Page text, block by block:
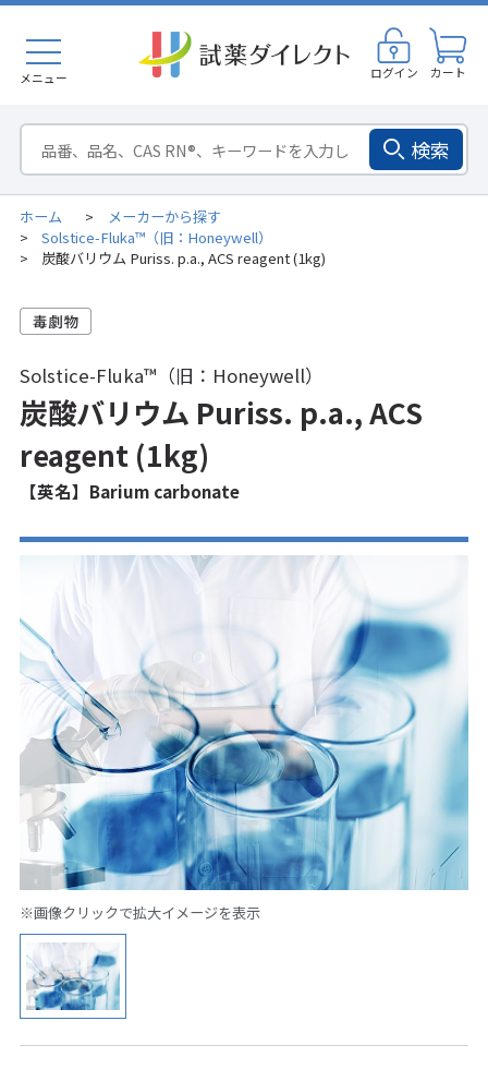
メニュー ログイン カート
検索
ホーム > メーカーから探す
> Solstice-Fluka™（旧：Honeywell）
> 炭酸バリウム Puriss. p.a., ACS reagent (1kg)
Solstice-Fluka™（旧：Honeywell）
炭酸バリウム Puriss. p.a., ACS
reagent (1kg)
【英名】Barium carbonate
※画像クリックで拡大イメージを表示